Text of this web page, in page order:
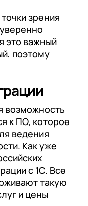
зрения
это важный
поэтому
возможность
к ПО, которое
ведения
Как уже
с 1С. Все
такую
и цены